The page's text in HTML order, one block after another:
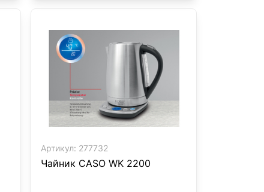
Артикул: 277732
Чайник CASO WK 2200